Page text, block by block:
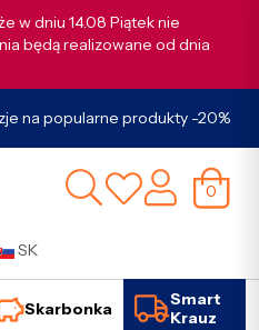
w dniu 14.08 Piątek nie
będą realizowane od dnia
na popularne produkty -20%
0
SK
Skarbonka
Smart
Krauz